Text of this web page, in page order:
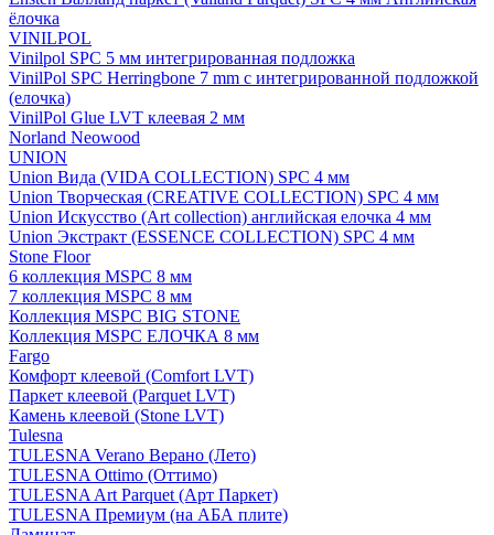
ёлочка
VINILPOL
Vinilpol SPC 5 мм интегрированная подложка
VinilPol SPC Herringbone 7 mm с интегрированной подложкой
(елочка)
VinilPol Glue LVT клеевая 2 мм
Norland Neowood
UNION
Union Вида (VIDA COLLECTION) SPC 4 мм
Union Творческая (CREATIVE COLLECTION) SPC 4 мм
Union Искусство (Art collection) английская елочка 4 мм
Union Экстракт (ESSENCE COLLECTION) SPC 4 мм
Stone Floor
6 коллекция MSPC 8 мм
7 коллекция MSPC 8 мм
Коллекция MSPC BIG STONE
Коллекция MSPC ЕЛОЧКА 8 мм
Fargo
Комфорт клеевой (Comfort LVT)
Паркет клеевой (Parquet LVT)
Камень клеевой (Stone LVT)
Tulesna
TULESNA Verano Верано (Лето)
TULESNA Ottimo (Оттимо)
TULESNA Art Parquet (Арт Паркет)
TULESNA Премиум (на АБА плите)